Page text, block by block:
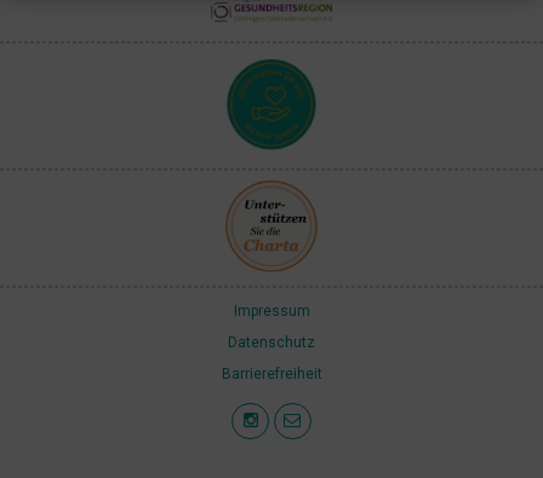
Impressum
Datenschutz
Barrierefreiheit